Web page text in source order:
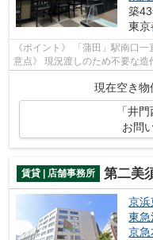
築
東京
《ポイント》 「蒲田」駅南口一
意点》 現況渡しのため不要な
現在空き物
「井
お問
賃貸 | 店舗事務所 第二美
京浜
東急
京急